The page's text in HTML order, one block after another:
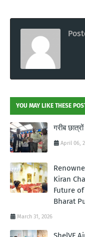
YOU MAY LIKE THESE
गरीब
April 06,
Kiran
Future of
Bharat
March 31, 2026